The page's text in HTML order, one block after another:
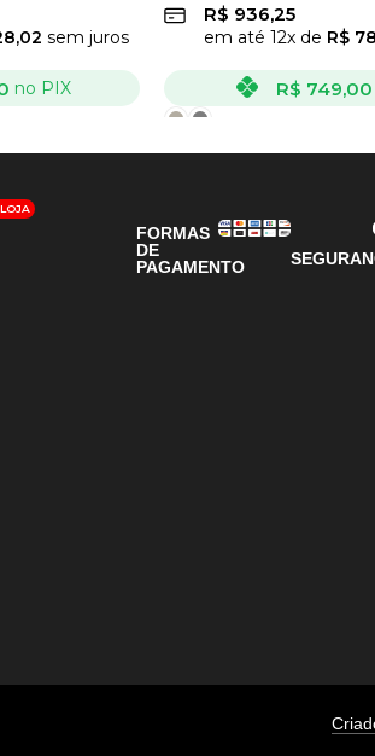
sem juros
no PIX
R$ 936,25
em até 12x de R$
R$ 749,00
VER OPÇÕES
FORMAS
DE
PAGAMENTO